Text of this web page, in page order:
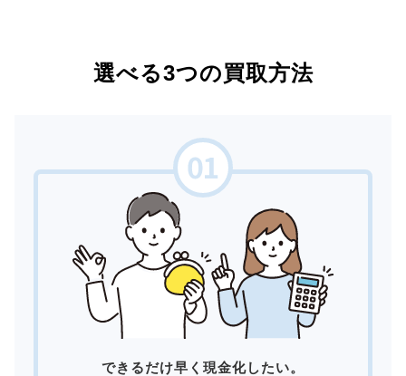
選べる3つの買取方法
できるだけ早く現金化したい。